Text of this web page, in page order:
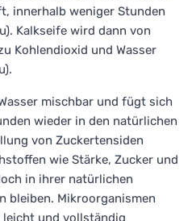
innerhalb weniger Stunden
Kalkseife wird dann von
Kohlendioxid und Wasser
mischbar und fügt sich
wieder in den natürlichen
von Zuckertensiden
wie Stärke, Zucker und
in ihrer natürlichen
bleiben. Mikroorganismen
leicht und vollständig